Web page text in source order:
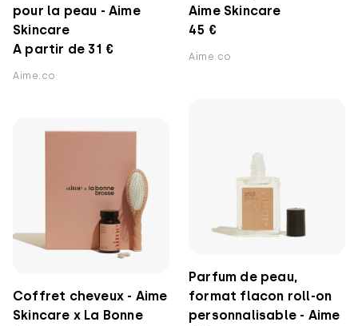
pour la peau - Aime
Skincare
A partir de 31 €
Aime.co
Aime Skincare
45 €
Aime.co
Parfum de peau,
format flacon roll-on
personnalisable - Aime
Coffret cheveux - Aime
Skincare x La Bonne